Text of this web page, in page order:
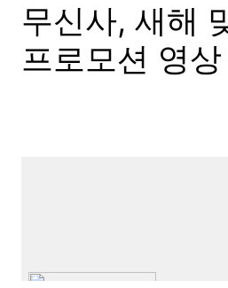
무신사, 새해
프로모션 영상